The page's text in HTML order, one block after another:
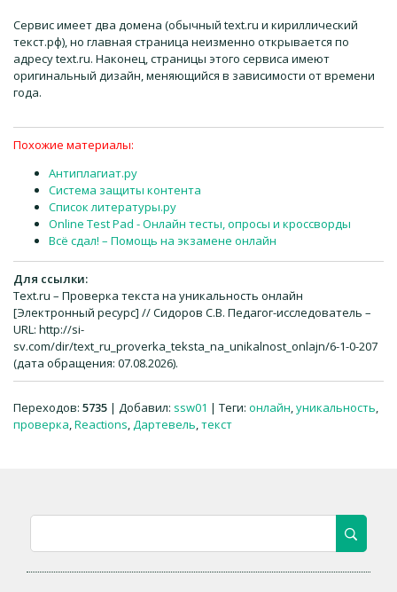
Сервис имеет два домена (обычный text.ru и кириллический
текст.рф), но главная страница неизменно открывается по
адресу text.ru. Наконец, страницы этого сервиса имеют
оригинальный дизайн, меняющийся в зависимости от времени
года.
Похожие материалы:
Антиплагиат.ру
Система защиты контента
Список литературы.ру
Online Test Pad - Онлайн тесты, опросы и кроссворды
Всё сдал! – Помощь на экзамене онлайн
Для ссылки:
Text.ru – Проверка текста на уникальность онлайн
[Электронный ресурс] // Сидоров С.В. Педагог-исследователь –
URL: http://si-
sv.com/dir/text_ru_proverka_teksta_na_unikalnost_onlajn/6-1-0-207
(дата обращения: 07.08.2026).
Переходов: 5735 | Добавил: ssw01 | Теги: онлайн,уникальность,
проверка,Reactions,Дартевель,текст